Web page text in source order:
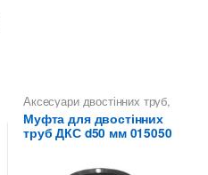
Аксесуари двостінних труб,
Муфти з'єднувальні ДКС
Муфта для двостінних
труб ДКС d50 мм 015050